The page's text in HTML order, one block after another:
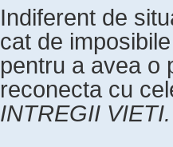
Indiferent de
cat de
pentru a avea o
reconecta cu
INTREGII VIETI.